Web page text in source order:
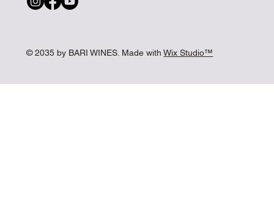
© 2035 by BARI WINES. Made withWix Studio™